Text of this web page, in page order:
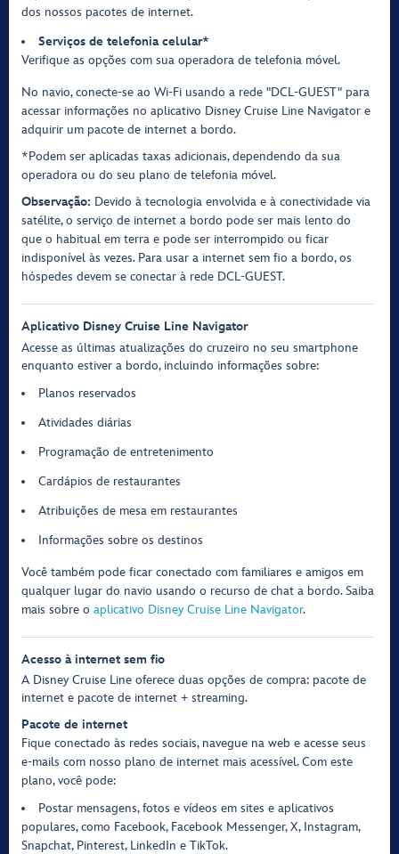
dos nossos pacotes de internet.
Serviços de telefonia celular*
Verifique as opções com sua operadora de telefonia móvel.
No navio, conecte-se ao Wi-Fi usando a rede "DCL-GUEST" para
acessar informações no aplicativo Disney Cruise Line Navigator e
adquirir um pacote de internet a bordo.
*Podem ser aplicadas taxas adicionais, dependendo da sua
operadora ou do seu plano de telefonia móvel.
Observação: Devido à tecnologia envolvida e à conectividade via
satélite, o serviço de internet a bordo pode ser mais lento do
que o habitual em terra e pode ser interrompido ou ficar
indisponível às vezes. Para usar a internet sem fio a bordo, os
hóspedes devem se conectar à rede DCL-GUEST.
Aplicativo Disney Cruise Line Navigator
Acesse as últimas atualizações do cruzeiro no seu smartphone
enquanto estiver a bordo, incluindo informações sobre:
Planos reservados
Atividades diárias
Programação de entretenimento
Cardápios de restaurantes
Atribuições de mesa em restaurantes
Informações sobre os destinos
Você também pode ficar conectado com familiares e amigos em
qualquer lugar do navio usando o recurso de chat a bordo. Saiba
mais sobre o aplicativo Disney Cruise Line Navigator.
Acesso à internet sem fio
A Disney Cruise Line oferece duas opções de compra: pacote de
internet e pacote de internet + streaming.
Pacote de internet
Fique conectado às redes sociais, navegue na web e acesse seus
e-mails com nosso plano de internet mais acessível. Com este
plano, você pode:
Postar mensagens, fotos e vídeos em sites e aplicativos
populares, como Facebook, Facebook Messenger, X, Instagram,
Snapchat, Pinterest, LinkedIn e TikTok.